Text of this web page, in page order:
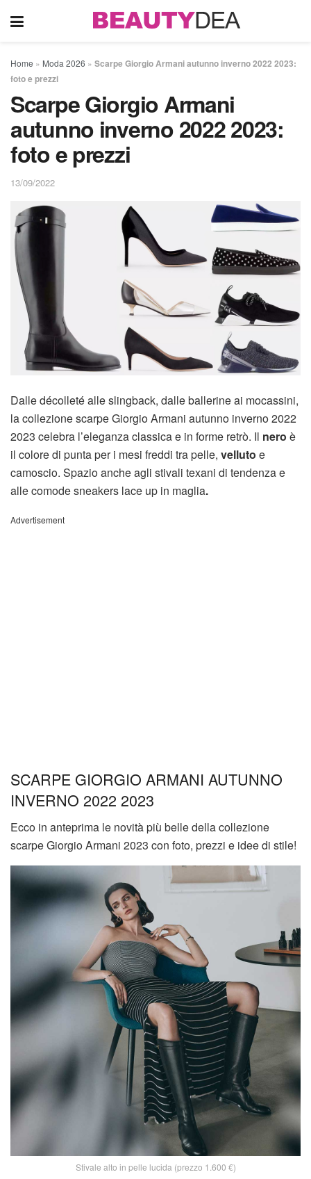
Home » Moda 2026 » Scarpe Giorgio Armani autunno inverno 2022 2023:
foto e prezzi
Scarpe Giorgio Armani
autunno inverno 2022 2023:
foto e prezzi
13/09/2022
Dalle décolleté alle slingback, dalle ballerine ai mocassini,
la collezione scarpe Giorgio Armani autunno inverno 2022
2023 celebra l’eleganza classica e in forme retrò. Il nero è
il colore di punta per i mesi freddi tra pelle, velluto e
camoscio. Spazio anche agli stivali texani di tendenza e
alle comode sneakers lace up in maglia.
Advertisement
SCARPE GIORGIO ARMANI AUTUNNO
INVERNO 2022 2023
Ecco in anteprima le novità più belle della collezione
scarpe Giorgio Armani 2023 con foto, prezzi e idee di stile!
Stivale alto in pelle lucida (prezzo 1.600 €)